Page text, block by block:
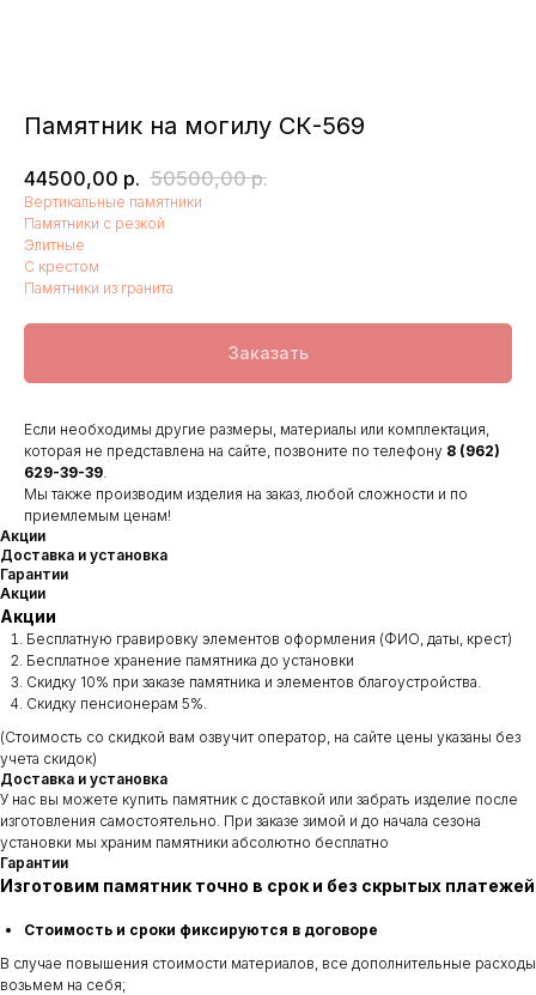
Памятник на могилу СК-569
44500,00 р. 50500,00 р.
Вертикальные памятники
Памятники с резкой
Элитные
С крестом
Памятники из гранита
Заказать
Если необходимы другие размеры, материалы или комплектация,
которая не представлена на сайте, позвоните по телефону 8 (962)
629-39-39
Мы также производим изделия на заказ, любой сложности и по
приемлемым ценам!
Акции
Доставка и установка
Гарантии
Акции
Акции
Бесплатную гравировку элементов оформления (ФИО, даты, крест)
Бесплатное хранение памятника до установки
Скидку 10% при заказе памятника и элементов благоустройства.
Скидку пенсионерам 5%.
(Стоимость со скидкой вам озвучит оператор, на сайте цены указаны без
учета скидок)
Доставка и установка
У нас вы можете купить памятник с доставкой или забрать изделие после
изготовления самостоятельно. При заказе зимой и до начала сезона
установки мы храним памятники абсолютно бесплатно
Гарантии
Изготовим памятник точно в срок и без скрытых платежей
Стоимость и сроки фиксируются в договоре
В случае повышения стоимости материалов, все дополнительные расходы
возьмем на себя;